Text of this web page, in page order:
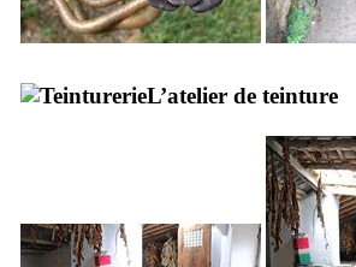
L’atelier de teinture